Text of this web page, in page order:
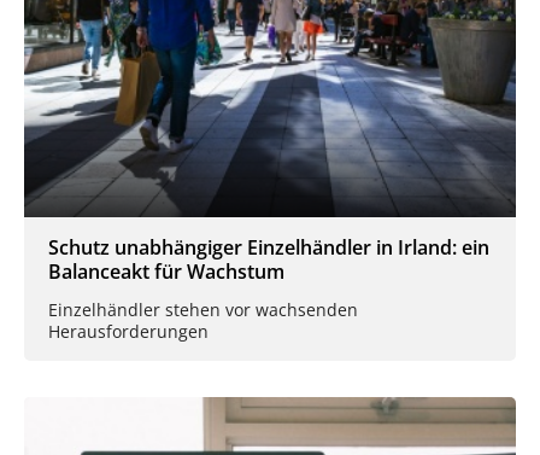
Schutz unabhängiger Einzelhändler in Irland: ein
Balanceakt für Wachstum
Einzelhändler stehen vor wachsenden
Herausforderungen